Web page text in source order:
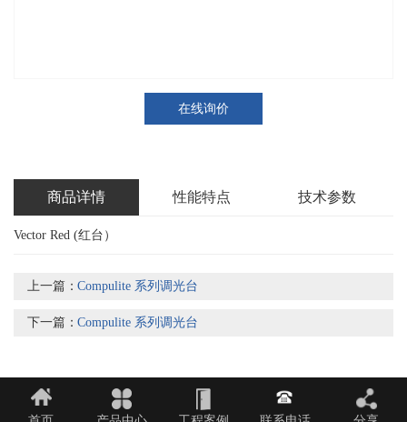
在线询价
商品详情 性能特点 技术参数
Vector Red (红台）
上一篇：Compulite 系列调光台
下一篇：Compulite 系列调光台